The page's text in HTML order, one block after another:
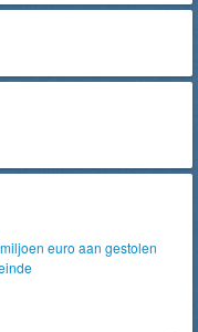
euro aan gestolen